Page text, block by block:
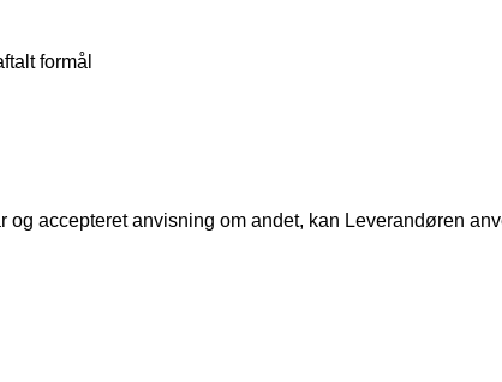
formål
og accepteret anvisning om andet, kan Leverandøren